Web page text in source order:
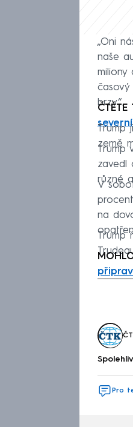
„Oni
naše
miliony
brzy“.
ČTĚTE
Trump
země
Trump
zavedl
různé
V
na
Trump
Pro